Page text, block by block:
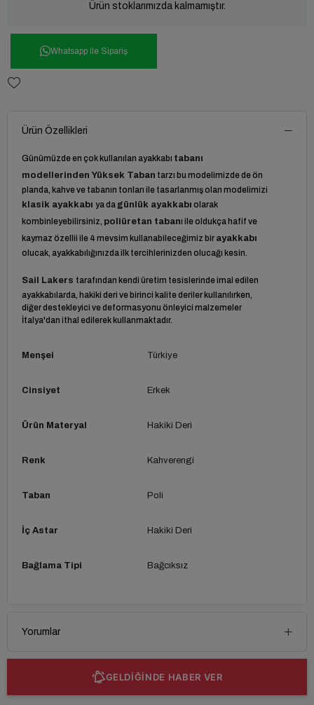
Ürün stoklarımızda kalmamıştır.
Whatsapp ile Sipariş
Ürün Özellikleri
Günümüzde en çok kullanılan ayakkabı tabanı
modellerinden Yüksek Taban tarzı bu modelimizde de ön
planda, kahve ve tabanın tonları ile tasarlanmış olan modelimizi
klasik ayakkabı ya da günlük ayakkabı olarak
kombinleyebilirsiniz, poliüretan tabanı ile oldukça hafif ve
kaymaz özellii ile 4 mevsim kullanabileceğimiz bir ayakkabı
olucak, ayakkabılığınızda ilk tercihlerinizden olucağı kesin.
Sail Lakers tarafından kendi üretim tesislerinde imal edilen
ayakkabılarda, hakiki deri ve birinci kalite deriler kullanılırken,
diğer destekleyici ve deformasyonu önleyici malzemeler
İtalya'dan ithal edilerek kullanmaktadır.
Menşei Türkiye
Cinsiyet Erkek
Ürün Materyal Hakiki Deri
Renk Kahverengi
Taban Poli
İç Astar Hakiki Deri
Bağlama Tipi Bağcıksız
Yorumlar
GELDİĞİNDE HABER VER